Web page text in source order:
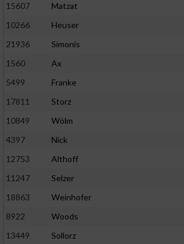
15607
Matzat
10266
Heuser
21936
Simonis
1560
Ax
5499
Franke
17811
Storz
10849
Wölm
4397
Nick
12753
Althoff
11247
Selzer
18863
Weinhofer
8922
Woods
13449
Sollorz